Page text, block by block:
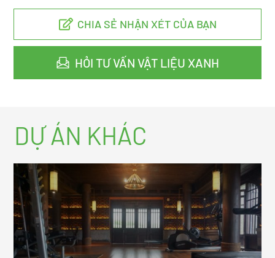
CHIA SẺ NHẬN XÉT CỦA BẠN
HỎI TƯ VẤN VẬT LIỆU XANH
DỰ ÁN KHÁC